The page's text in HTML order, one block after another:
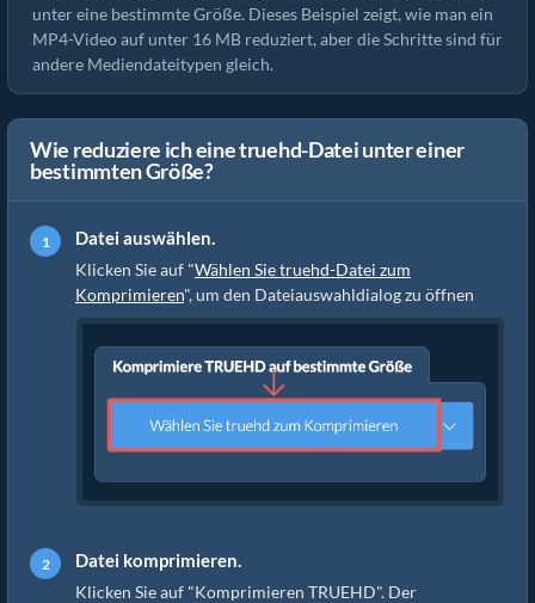
unter eine bestimmte Größe. Dieses Beispiel zeigt, wie man ein
MP4-Video auf unter 16 MB reduziert, aber die Schritte sind für
andere Mediendateitypen gleich.
Wie reduziere ich eine truehd-Datei unter einer
bestimmten Größe?
Datei auswählen.
Klicken Sie auf "Wählen Sie truehd-Datei zum
Komprimieren", um den Dateiauswahldialog zu öffnen
Datei komprimieren.
Klicken Sie auf "Komprimieren TRUEHD". Der